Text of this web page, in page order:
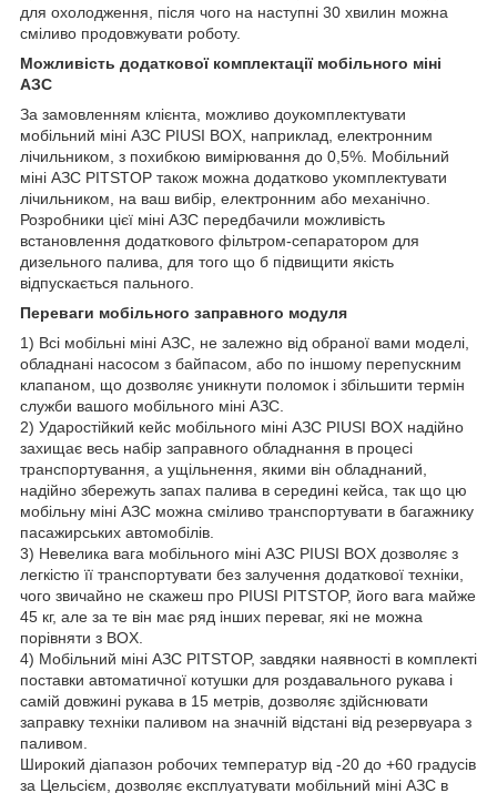
для охолодження, після чого на наступні 30 хвилин можна
сміливо продовжувати роботу.
Можливість додаткової комплектації мобільного міні
АЗС
За замовленням клієнта, можливо доукомплектувати
мобільний міні АЗС PIUSI BOX, наприклад, електронним
лічильником, з похибкою вимірювання до 0,5%. Мобільний
міні АЗС PITSTOP також можна додатково укомплектувати
лічильником, на ваш вибір, електронним або механічно.
Розробники цієї міні АЗС передбачили можливість
встановлення додаткового фільтром-сепаратором для
дизельного палива, для того що б підвищити якість
відпускається пального.
Переваги мобільного заправного модуля
1) Всі мобільні міні АЗС, не залежно від обраної вами моделі,
обладнані насосом з байпасом, або по іншому перепускним
клапаном, що дозволяє уникнути поломок і збільшити термін
служби вашого мобільного міні АЗС.
2) Ударостійкий кейс мобільного міні АЗС PIUSI BOX надійно
захищає весь набір заправного обладнання в процесі
транспортування, а ущільнення, якими він обладнаний,
надійно збережуть запах палива в середині кейса, так що цю
мобільну міні АЗС можна сміливо транспортувати в багажнику
пасажирських автомобілів.
3) Невелика вага мобільного міні АЗС PIUSI BOX дозволяє з
легкістю її транспортувати без залучення додаткової техніки,
чого звичайно не скажеш про PIUSI PITSTOP, його вага майже
45 кг, але за те він має ряд інших переваг, які не можна
порівняти з BOX.
4) Мобільний міні АЗС PITSTOP, завдяки наявності в комплекті
поставки автоматичної котушки для роздавального рукава і
самій довжині рукава в 15 метрів, дозволяє здійснювати
заправку техніки паливом на значній відстані від резервуара з
паливом.
Широкий діапазон робочих температур від -20 до +60 градусів
за Цельсієм, дозволяє експлуатувати мобільний міні АЗС в